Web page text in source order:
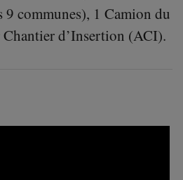
9 communes), 1 Camion du
d’Insertion (ACI).